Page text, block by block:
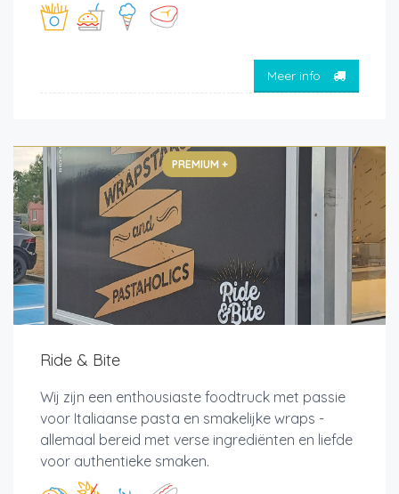
Meer info
PREMIUM +
Ride & Bite
Wij zijn een enthousiaste foodtruck met passie
voor Italiaanse pasta en smakelijke wraps -
allemaal bereid met verse ingrediënten en liefde
voor authentieke smaken.